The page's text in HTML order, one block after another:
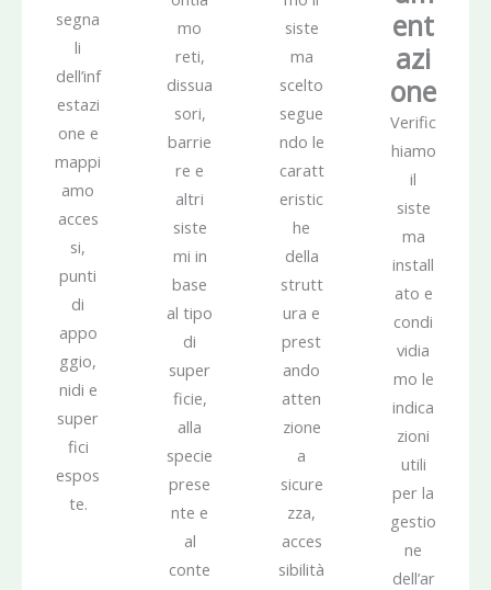
segna
li
dell’inf
estazi
one e
mappi
amo
acces
si,
punti
di
appo
ggio,
nidi e
super
fici
espos
te.
mo
reti,
dissua
sori,
barrie
re e
altri
siste
mi in
base
al tipo
di
super
ficie,
alla
specie
prese
nte e
al
conte
siste
ma
scelto
segue
ndo le
caratt
eristic
he
della
strutt
ura e
prest
ando
atten
zione
a
sicure
zza,
acces
sibilità
ent
azi
one
Verific
hiamo
il
siste
ma
install
ato e
condi
vidia
mo le
indica
zioni
utili
per la
gestio
ne
dell’ar